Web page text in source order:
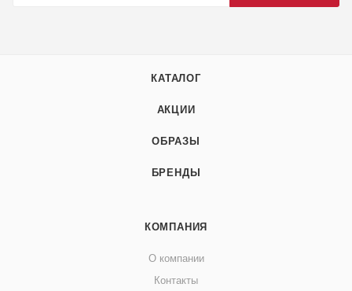
КАТАЛОГ
АКЦИИ
ОБРАЗЫ
БРЕНДЫ
КОМПАНИЯ
О компании
Контакты